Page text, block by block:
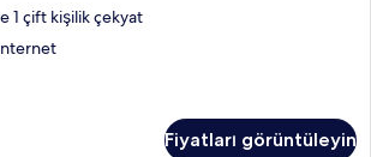
1 çift kişilik çekyat
Fiyatları görüntüleyin